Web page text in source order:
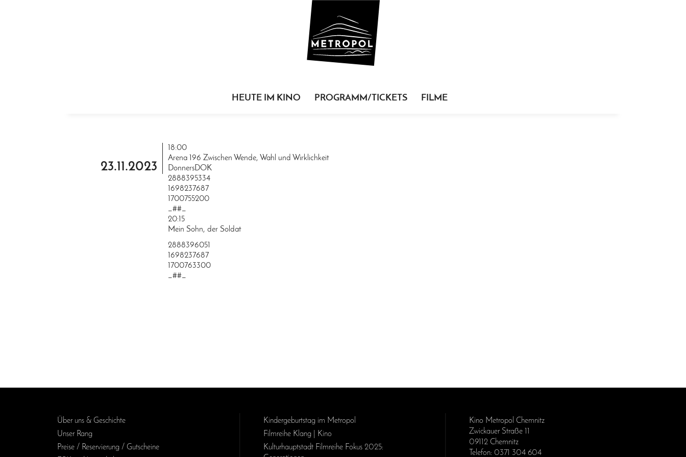
HEUTE IM KINO PROGRAMM/TICKETS FILME
23.11.2023
18:00
Arena 196 Zwischen Wende, Wahl und Wirklichkeit
DonnersDOK
2888395334
1698237687
1700755200
_##_
20:15
Mein Sohn, der Soldat
2888396051
1698237687
1700763300
_##_
Über uns & Geschichte
Unser Rang
Preise / Reservierung / Gutscheine
Kinder­geburts­tag im Metropol
Filmreihe Klang | Kino
Kulturhauptstadt Filmreihe Fokus 2025:
Kino Metropol Chemnitz
Zwickauer Straße 11
09112 Chemnitz
Telefon: 0371 304 604